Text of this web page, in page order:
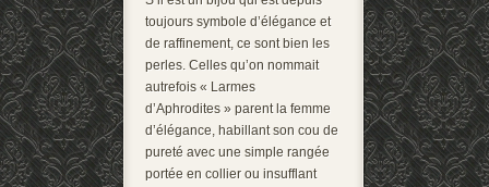
toujours symbole d’élégance et
de raffinement, ce sont bien les
perles. Celles qu’on nommait
autrefois « Larmes
d’Aphrodites » parent la femme
d’élégance, habillant son cou de
pureté avec une simple rangée
portée en collier ou insufflant